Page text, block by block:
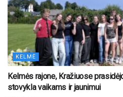
KELMĖ
Kelmės rajone, Kražiuose
stovykla vaikams ir jaunimui